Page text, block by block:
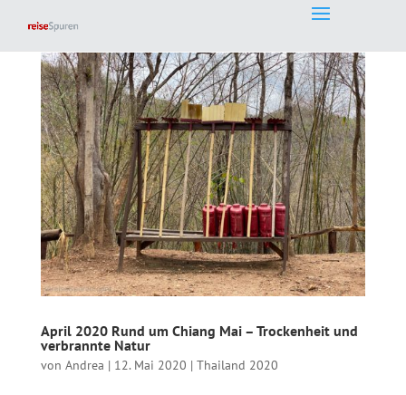
April 2020 Rund um Chiang Mai – Trockenheit und
verbrannte Natur
von Andrea | 12. Mai 2020 | Thailand 2020